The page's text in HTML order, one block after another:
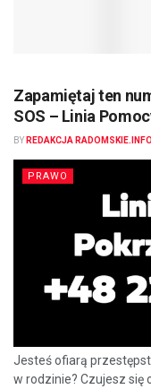
Zapamiętaj ten
SOS – Linia
BY REDAKCJA RADOMSKIE.INFO
PRAWO
Jesteś ofiarą
w rodzinie? Czujesz się